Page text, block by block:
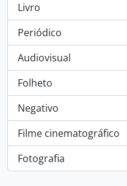
Livro
, 32 resultados
Periódico
, 26 resultados
Audiovisual
, 25 resultados
Folheto
, 15 resultados
Negativo
, 6 resultados
Filme cinematográfico
, 4 resultados
Fotografia
, 2 resultados